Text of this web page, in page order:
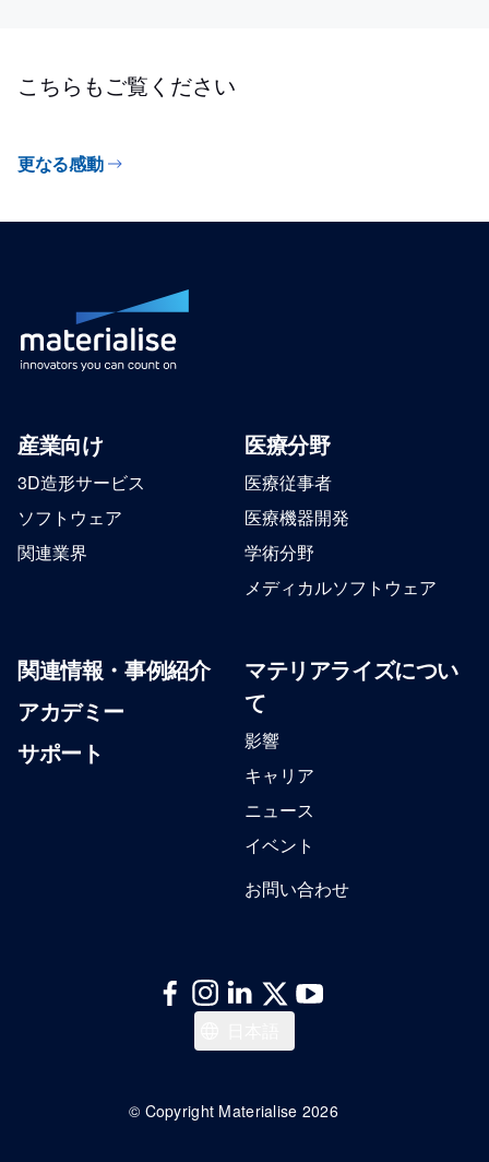
こちらもご覧ください
更なる感動
産業向け
3D造形サービス
ソフトウェア
関連業界
医療分野
医療従事者
医療機器開発
学術分野
メディカルソフトウェア
関連情報・事例紹介
アカデミー
サポート
マテリアライズについ
て
影響
キャリア
ニュース
イベント
お問い合わせ
© Copyright Materialise 2026